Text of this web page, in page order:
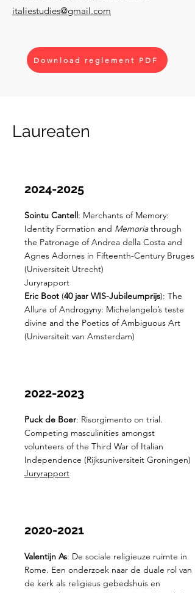
italiestudies@gmail.com
Download reglement PDF
Laureaten
2024-2025
Sointu Cantell: Merchants of Memory:
Identity Formation and Memoriathrough
the Patronage of Andrea della Costa and
Agnes Adornes in Fifteenth-Century Bruges
(Universiteit Utrecht)
Juryrapport
Eric Boot (40 jaar WIS-Jubileumprijs): The
Allure of Androgyny: Michelangelo’s teste
divine and the Poetics of Ambiguous Art
(Universiteit van Amsterdam)
2022-2023
Puck de Boer: Risorgimento on trial.
Competing masculinities amongst
volunteers of the Third War of Italian
Independence (Rijksuniversiteit Groningen)
Juryrapport
2020-2021
Valentijn As: De sociale religieuze ruimte in
Rome. Een onderzoek naar de duale rol van
de kerk als religieus gebedshuis en